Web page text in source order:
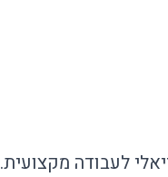
לעבודה מקצועית.